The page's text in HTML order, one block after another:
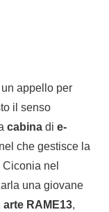
un appello per
il senso
cabina di e-
che gestisce la
nel
una giovane
RAME13,